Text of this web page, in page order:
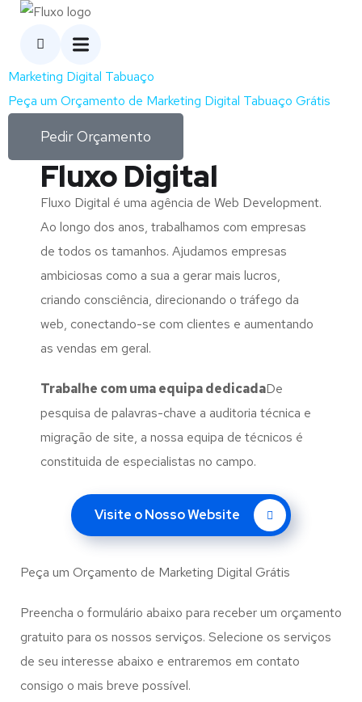
Marketing Digital Tabuaço
Peça um Orçamento de Marketing Digital Tabuaço Grátis
Pedir Orçamento
Fluxo Digital
Fluxo Digital é uma agência de Web Development.
Ao longo dos anos, trabalhamos com empresas
de todos os tamanhos. Ajudamos empresas
ambiciosas como a sua a gerar mais lucros,
criando consciência, direcionando o tráfego da
web, conectando-se com clientes e aumentando
as vendas em geral.
Trabalhe com umaequipa dedicadaDe
pesquisa de palavras-chave a auditoria técnica e
migração de site, a nossa equipa de técnicos é
constituida de especialistas no campo.
Visite o Nosso Website
Peça um Orçamento de Marketing Digital Grátis
Preencha o formulário abaixo para receber um orçamento
gratuito para os nossos serviços. Selecione os serviços
de seu interesse abaixo e entraremos em contato
consigo o mais breve possível.